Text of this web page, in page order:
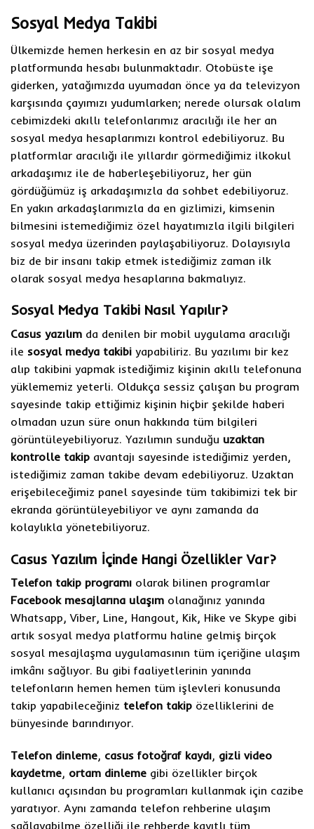
Sosyal Medya Takibi
Ülkemizde hemen herkesin en az bir sosyal medya
platformunda hesabı bulunmaktadır. Otobüste işe
giderken, yatağımızda uyumadan önce ya da televizyon
karşısında çayımızı yudumlarken; nerede olursak olalım
cebimizdeki akıllı telefonlarımız aracılığı ile her an
sosyal medya hesaplarımızı kontrol edebiliyoruz. Bu
platformlar aracılığı ile yıllardır görmediğimiz ilkokul
arkadaşımız ile de haberleşebiliyoruz, her gün
gördüğümüz iş arkadaşımızla da sohbet edebiliyoruz.
En yakın arkadaşlarımızla da en gizlimizi, kimsenin
bilmesini istemediğimiz özel hayatımızla ilgili bilgileri
sosyal medya üzerinden paylaşabiliyoruz. Dolayısıyla
biz de bir insanı takip etmek istediğimiz zaman ilk
olarak sosyal medya hesaplarına bakmalıyız.
Sosyal Medya Takibi Nasıl Yapılır?
Casus yazılım da denilen bir mobil uygulama aracılığı
ile sosyal medya takibi yapabiliriz. Bu yazılımı bir kez
alıp takibini yapmak istediğimiz kişinin akıllı telefonuna
yüklememiz yeterli. Oldukça sessiz çalışan bu program
sayesinde takip ettiğimiz kişinin hiçbir şekilde haberi
olmadan uzun süre onun hakkında tüm bilgileri
görüntüleyebiliyoruz. Yazılımın sunduğu uzaktan
kontrolle takip avantajı sayesinde istediğimiz yerden,
istediğimiz zaman takibe devam edebiliyoruz. Uzaktan
erişebileceğimiz panel sayesinde tüm takibimizi tek bir
ekranda görüntüleyebiliyor ve aynı zamanda da
kolaylıkla yönetebiliyoruz.
Casus Yazılım İçinde Hangi Özellikler Var?
Telefon takip programı olarak bilinen programlar
Facebook mesajlarına ulaşım olanağınız yanında
Whatsapp, Viber, Line, Hangout, Kik, Hike ve Skype gibi
artık sosyal medya platformu haline gelmiş birçok
sosyal mesajlaşma uygulamasının tüm içeriğine ulaşım
imkânı sağlıyor. Bu gibi faaliyetlerinin yanında
telefonların hemen hemen tüm işlevleri konusunda
takip yapabileceğiniz telefon takip özelliklerini de
bünyesinde barındırıyor.
Telefon dinleme, casus fotoğraf kaydı, gizli video
kaydetme, ortam dinleme gibi özellikler birçok
kullanıcı açısından bu programları kullanmak için cazibe
yaratıyor. Aynı zamanda telefon rehberine ulaşım
sağlayabilme özelliği ile rehberde kayıtlı tüm